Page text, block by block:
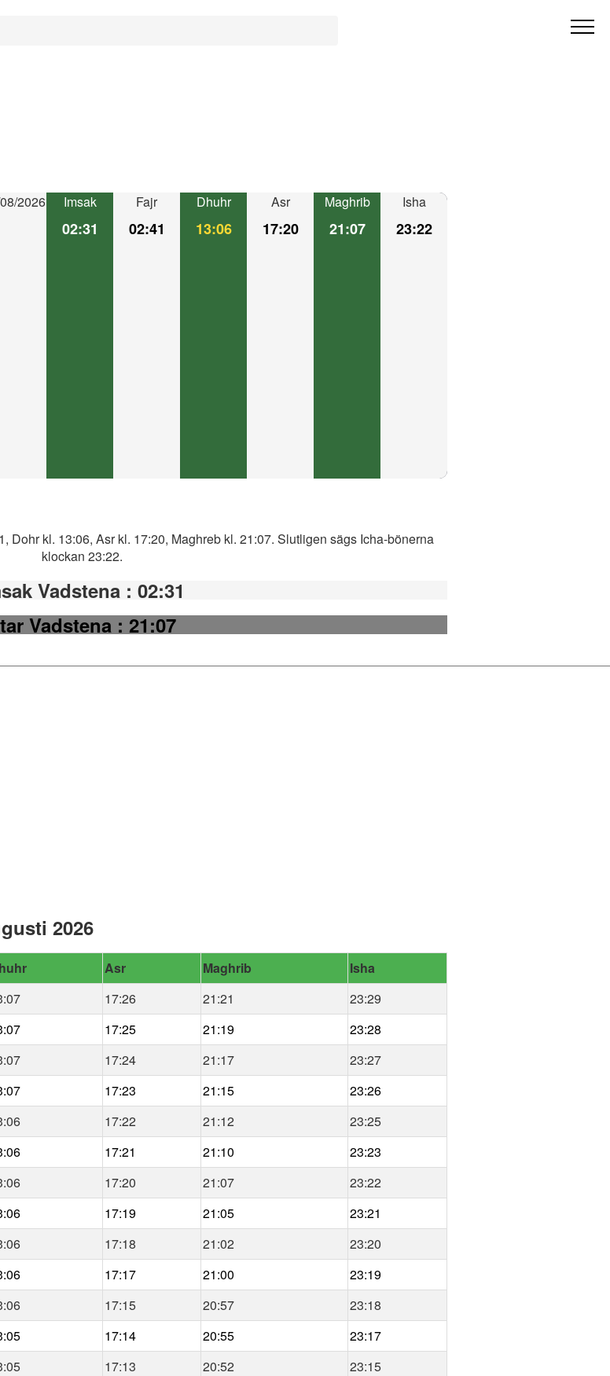
2026 Imsak
02:31
Fajr
02:41
Dhuhr
13:06
Asr
17:20
Maghrib
21:07
Isha
23:22
Dohr kl. 13:06, Asr kl. 17:20, Maghreb kl. 21:07. Slutligen sägs Icha-bönerna
klockan 23:22.
Vadstena : 02:31
Vadstena: 21:07
2026
Asr Maghrib
Isha
17:26 21:21
23:29
17:25 21:19
23:28
17:24 21:17
23:27
17:23 21:15
23:26
17:22 21:12
23:25
17:21 21:10
23:23
17:20 21:07
23:22
17:19 21:05
23:21
17:18 21:02
23:20
17:17 21:00
23:19
17:15 20:57
23:18
17:14 20:55
23:17
17:13 20:52
23:15